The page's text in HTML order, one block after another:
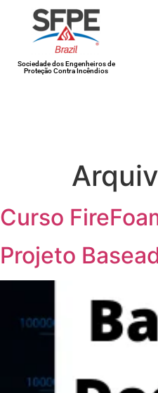
Sociedade dos Engenheiros de
Proteção Contra Incêndios
Curso
Projeto